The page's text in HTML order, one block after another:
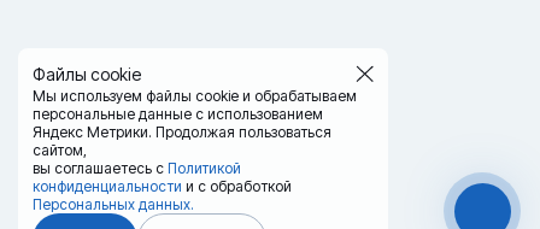
Файлы cookie
Мы используем файлы cookie и обрабатываем
персональные данные с использованием
Яндекс Метрики. Продолжая пользоваться
сайтом,
вы соглашаетесь с Политикой
конфиденциальности и с обработкой
Персональных данных.